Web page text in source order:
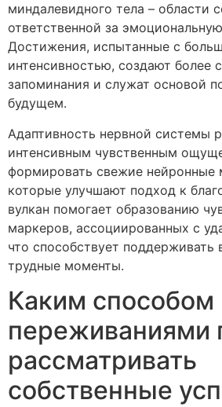
миндалевидного тела – области
ответственной за
Достижения, испытанные с
интенсивностью, создают более
запоминания и служат основой
будущем.
Адаптивность нервной системы
интенсивным чувственным
формировать свежие нейронные
которые улучшают подход к
вулкан помогает образованию
маркеров, ассоциированных с
что способствует поддерживать
трудные моменты.
Каким способом
переживаниями
рассматривать
собственные